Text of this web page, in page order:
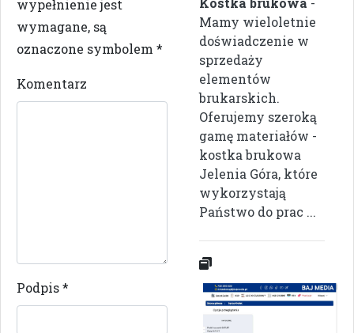
wypełnienie jest
wymagane, są
oznaczone symbolem *
Komentarz
Podpis*
Mamy wieloletnie
doświadczenie w
sprzedaży
elementów
brukarskich.
Oferujemy szeroką
gamę materiałów -
kostka brukowa
Jelenia Góra, które
wykorzystają
Państwo do prac ...